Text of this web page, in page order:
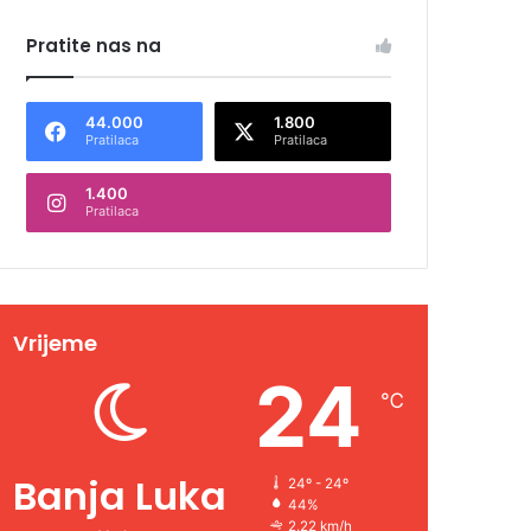
Pratite nas na
44.000
Pratilaca
1.800
Pratilaca
1.400
Pratilaca
Vrijeme
Banja Luka
24 ℃
24º - 24º
44%
2.22 km/h